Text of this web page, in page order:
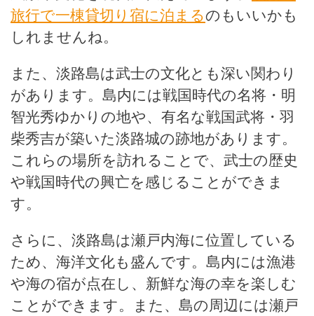
旅行で一棟貸切り宿に泊まるのもいいかも
しれませんね。
また、淡路島は武士の文化とも深い関わり
があります。島内には戦国時代の名将・明
智光秀ゆかりの地や、有名な戦国武将・羽
柴秀吉が築いた淡路城の跡地があります。
これらの場所を訪れることで、武士の歴史
や戦国時代の興亡を感じることができま
す。
さらに、淡路島は瀬戸内海に位置している
ため、海洋文化も盛んです。島内には漁港
や海の宿が点在し、新鮮な海の幸を楽しむ
ことができます。また、島の周辺には瀬戸